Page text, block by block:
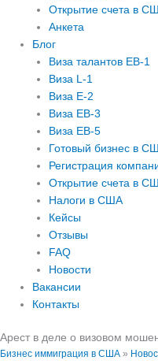
Открытие счета в
Анкета
Блог
Виза талантов EB-1
Виза L-1
Виза E-2
Виза EB-3
Виза EB-5
Готовый бизнес в
Регистрация
Открытие счета в
Налоги в США
Кейсы
Отзывы
FAQ
Новости
Вакансии
Контакты
Арест в деле о визовом
Бизнес иммиграция в США »